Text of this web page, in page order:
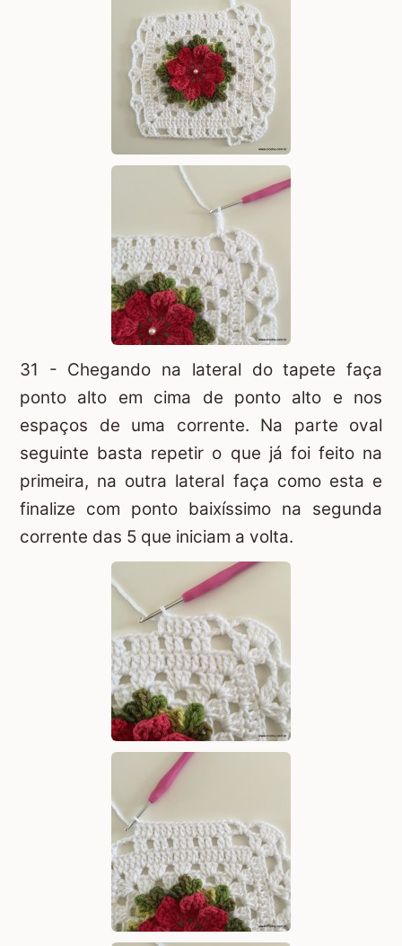
31 - Chegando na lateral do tapete faça
ponto alto em cima de ponto alto e nos
espaços de uma corrente. Na parte oval
seguinte basta repetir o que já foi feito na
primeira, na outra lateral faça como esta e
finalize com ponto baixíssimo na segunda
corrente das 5 que iniciam a volta.